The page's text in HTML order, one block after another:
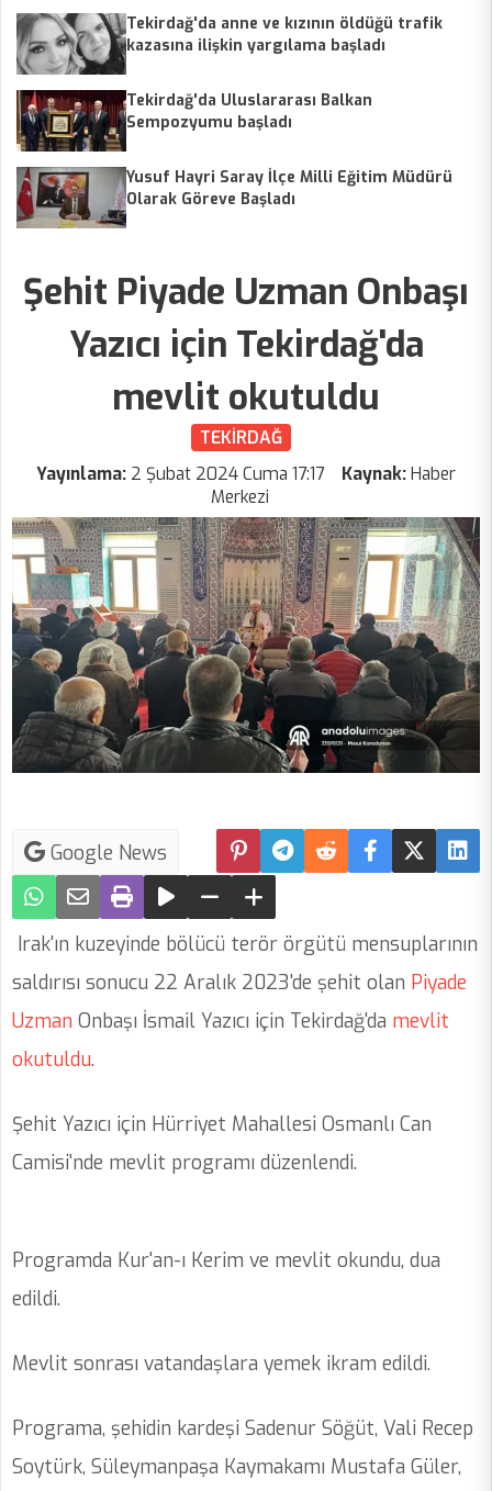
Tekirdağ'da anne ve kızının öldüğü trafik
kazasına ilişkin yargılama başladı
Tekirdağ'da Uluslararası Balkan
Sempozyumu başladı
Yusuf Hayri Saray İlçe Milli Eğitim Müdürü
Olarak Göreve Başladı
Şehit Piyade Uzman Onbaşı
Yazıcı için Tekirdağ'da
mevlit okutuldu
TEKİRDAĞ
Yayınlama: 2 Şubat 2024 Cuma 17:17 Kaynak:Haber
Merkezi
Google News
Irak'ın kuzeyinde bölücü terör örgütü mensuplarının
saldırısı sonucu 22 Aralık 2023'de şehit olan Piyade
Uzman Onbaşı İsmail Yazıcı için Tekirdağ'da mevlit
okutuldu.
Şehit Yazıcı için Hürriyet Mahallesi Osmanlı Can
Camisi'nde mevlit programı düzenlendi.
Programda Kur'an-ı Kerim ve mevlit okundu, dua
edildi.
Mevlit sonrası vatandaşlara yemek ikram edildi.
Programa, şehidin kardeşi Sadenur Söğüt, Vali Recep
Soytürk, Süleymanpaşa Kaymakamı Mustafa Güler,